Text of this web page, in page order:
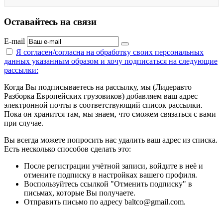
Оставайтесь на связи
E-mail
Я согласен/согласна на обработку своих персональных
данных указанным образом и хочу подписаться на следующие
рассылки:
Когда Вы подписываетесь на рассылку, мы (Лидеравто
Разборка Европейских грузовиков) добавляем ваш адрес
электронной почты в соответствующий список рассылки.
Пока он хранится там, мы знаем, что сможем связаться с вами
при случае.
Вы всегда можете попросить нас удалить ваш адрес из списка.
Есть несколько способов сделать это:
После регистрации учётной записи, войдите в неё и
отмените подписку в настройках вашего профиля.
Воспользуйтесь ссылкой "Отменить подписку" в
письмах, которые Вы получаете.
Отправить письмо по адресу baltco@gmail.com.